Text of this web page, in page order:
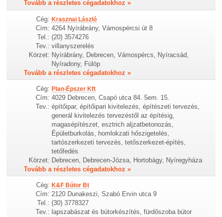
Tovább a részletes cégadatokhoz »
Cég: Krasznai László
Cím: 4264 Nyírábrány, Vámospércsi út 8
Tel.: (20) 3574276
Tev.: villanyszerelés
Körzet: Nyírábrány, Debrecen, Vámospércs, Nyíracsád,
Nyíradony, Fülöp
Tovább a részletes cégadatokhoz »
Cég: Plan-Épszer Kft
Cím: 4029 Debrecen, Csapó utca 84. 5em. 15.
Tev.: építőipar, építőipari kivitelezés, építészeti tervezés,
generál kivitelezés tervezéstől az építésig,
magasépítészet, esztrich aljzatbetonozás,
Épületburkolás, homlokzati hőszigetelés,
tartószerkezeti tervezés, tetőszerkezet-építés,
tetőfedés
Körzet: Debrecen, Debrecen-Józsa, Hortobágy, Nyíregyháza
Tovább a részletes cégadatokhoz »
Cég: K&F Bútor Bt
Cím: 2120 Dunakeszi, Szabó Ervin utca 9
Tel.: (30) 3778327
Tev.: lapszabászat és bútorkészítés, fürdőszoba bútor